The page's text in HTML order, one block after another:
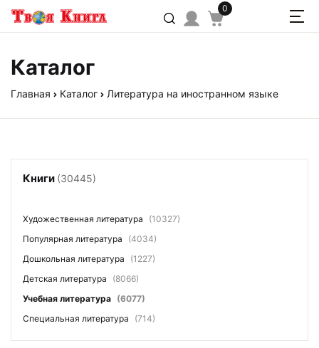
0
Каталог
Главная Каталог Литература на иностранном языке
Книги (30445)
Художественная литература
(10327)
Популярная литература
(4034)
Дошкольная литература
(1227)
Детская литература
(8066)
Учебная литература (6077)
Специальная литература
(714)